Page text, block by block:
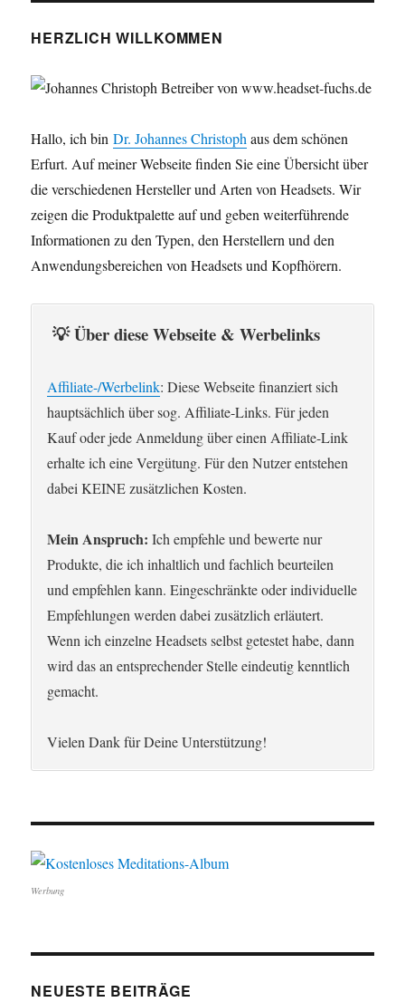
HERZLICH WILLKOMMEN
Hallo, ich binDr. Johannes Christoph aus dem schönen
Erfurt. Auf meiner Webseite finden Sie eine Übersicht über
die verschiedenen Hersteller und Arten von Headsets. Wir
zeigen die Produktpalette auf und geben weiterführende
Informationen zu den Typen, den Herstellern und den
Anwendungsbereichen von Headsets und Kopfhörern.
💡 Über diese Webseite & Werbelinks
Affiliate-/Werbelink: Diese Webseite finanziert sich
hauptsächlich über sog. Affiliate-Links. Für jeden
Kauf oder jede Anmeldung über einen Affiliate-Link
erhalte ich eine Vergütung. Für den Nutzer entstehen
dabei KEINE zusätzlichen Kosten.
Mein Anspruch: Ich empfehle und bewerte nur
Produkte, die ich inhaltlich und fachlich beurteilen
und empfehlen kann. Eingeschränkte oder individuelle
Empfehlungen werden dabei zusätzlich erläutert.
Wenn ich einzelne Headsets selbst getestet habe, dann
wird das an entsprechender Stelle eindeutig kenntlich
gemacht.
Vielen Dank für Deine Unterstützung!
Werbung
NEUESTE BEITRÄGE